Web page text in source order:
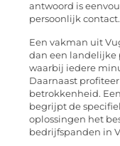
antwoord is
persoonlijk contact.
Een vakman uit
dan een landelijke
waarbij iedere
Daarnaast
betrokkenheid.
begrijpt de
oplossingen het
bedrijfspanden in